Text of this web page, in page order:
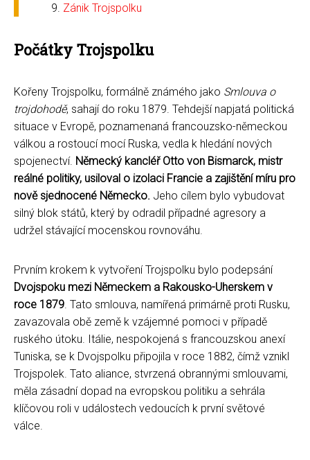
Zánik Trojspolku
Počátky Trojspolku
Kořeny Trojspolku, formálně známého jako Smlouva o
trojdohodě, sahají do roku 1879. Tehdejší napjatá politická
situace v Evropě, poznamenaná francouzsko-německou
válkou a rostoucí mocí Ruska, vedla k hledání nových
spojenectví. Německý kancléř Otto von Bismarck, mistr
reálné politiky, usiloval o izolaci Francie a zajištění míru pro
nově sjednocené Německo. Jeho cílem bylo vybudovat
silný blok států, který by odradil případné agresory a
udržel stávající mocenskou rovnováhu.
Prvním krokem k vytvoření Trojspolku bylo podepsání
Dvojspoku mezi Německem a Rakousko-Uherskem v
roce 1879 . Tato smlouva, namířená primárně proti Rusku,
zavazovala obě země k vzájemné pomoci v případě
ruského útoku. Itálie, nespokojená s francouzskou anexí
Tuniska, se k Dvojspolku připojila v roce 1882, čímž vznikl
Trojspolek. Tato aliance, stvrzená obrannými smlouvami,
měla zásadní dopad na evropskou politiku a sehrála
klíčovou roli v událostech vedoucích k první světové
válce.